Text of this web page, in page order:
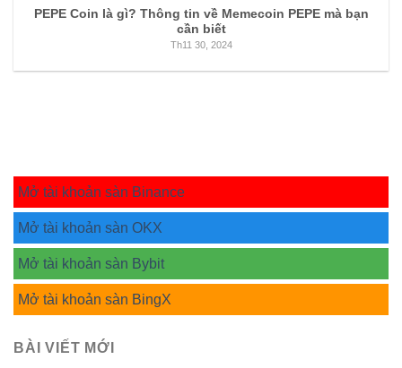
PEPE Coin là gì? Thông tin về Memecoin PEPE mà bạn
cần biết
Th11 30, 2024
Mở tài khoản sàn Binance
Mở tài khoản sàn OKX
Mở tài khoản sàn Bybit
Mở tài khoản sàn BingX
BÀI VIẾT MỚI